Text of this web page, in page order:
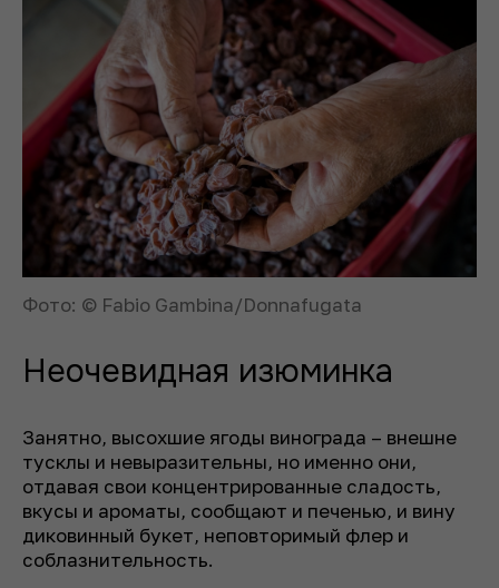
Фото: © Fabio Gambina/Donnafugata
Неочевидная изюминка
Занятно, высохшие ягоды винограда – внешне
тусклы и невыразительны, но именно они,
отдавая свои концентрированные сладость,
вкусы и ароматы, сообщают и печенью, и вину
диковинный букет, неповторимый флер и
соблазнительность.